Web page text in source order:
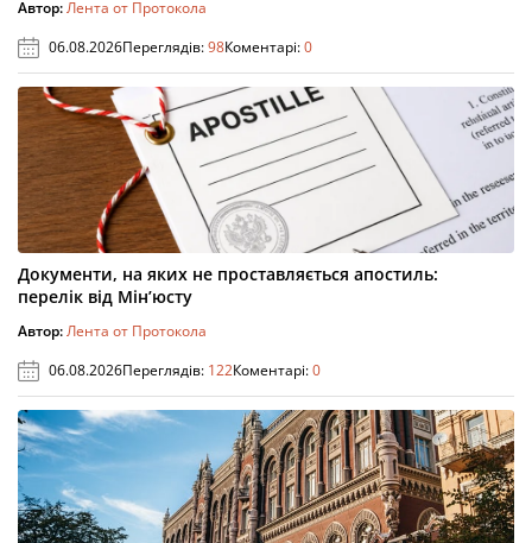
Автор:Лента от Протокола
06.08.2026Переглядів:98Коментарі:0
Документи, на яких не проставляється апостиль:
перелік від Мін’юсту
Автор:Лента от Протокола
06.08.2026Переглядів: 122Коментарі:0